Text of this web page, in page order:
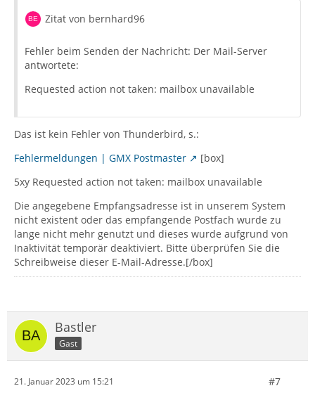
Zitat von bernhard96
Fehler beim Senden der Nachricht: Der Mail-Server
antwortete:
Requested action not taken: mailbox unavailable
Das ist kein Fehler von Thunderbird, s.:
Fehlermeldungen | GMX Postmaster
[box]
5xy Requested action not taken: mailbox unavailable
Die angegebene Empfangsadresse ist in unserem System
nicht existent oder das empfangende Postfach wurde zu
lange nicht mehr genutzt und dieses wurde aufgrund von
Inaktivität temporär deaktiviert. Bitte überprüfen Sie die
Schreibweise dieser E-Mail-Adresse.[/box]
Bastler
Gast
21. Januar 2023 um 15:21 #7